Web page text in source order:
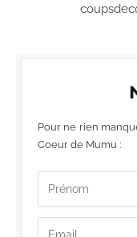
Pour ne rien
Coeur de Mumu :